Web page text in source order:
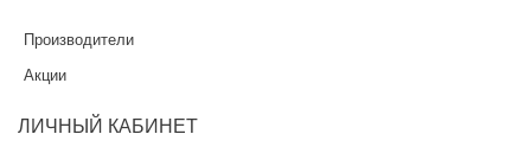
Производители
Акции
ЛИЧНЫЙ КАБИНЕТ